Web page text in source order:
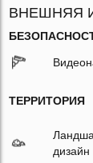
ВНЕШНЯЯ
ТЕРРИТОРИЯ
дизайн